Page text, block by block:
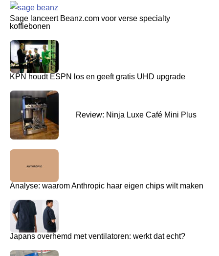
Sage lanceert Beanz.com voor verse specialty
koffiebonen
KPN houdt ESPN los en geeft gratis UHD upgrade
Review: Ninja Luxe Café Mini Plus
Analyse: waarom Anthropic haar eigen chips wilt maken
Japans overhemd met ventilatoren: werkt dat echt?